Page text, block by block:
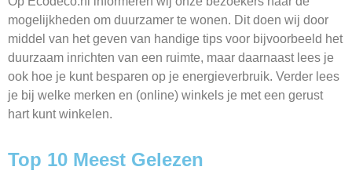
mogelijkheden om duurzamer te wonen. Dit doen wij door
middel van het geven van handige tips voor bijvoorbeeld het
duurzaam inrichten van een ruimte, maar daarnaast lees je
ook hoe je kunt besparen op je energieverbruik. Verder lees
je bij welke merken en (online) winkels je met een gerust
hart kunt winkelen.
Top 10 Meest Gelezen